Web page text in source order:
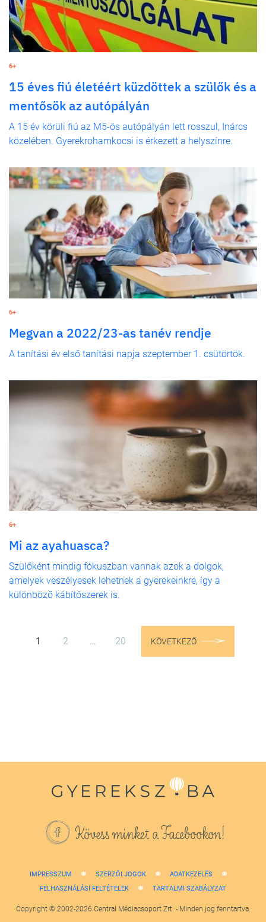
6+
15 éves fiú életéért küzdöttek a szülők és a
mentősök az autópályán
A 15 év körüli fiú az M5-ös autópályán lett rosszul, Inárcs
közelében. Gyerekrohamkocsi is érkezett a helyszínre.
6+
Megvan a 2022/23-as tanév rendje
A tanítási év első tanítási napja szeptember 1. csütörtök.
6+
Mi az ayahuasca?
Szülőként mindig fókuszban vannak azok a dolgok,
amelyek veszélyesek lehetnek a gyerekeinkre, így a
különböző kábítószerek is.
1 2 … 20 KÖVETKEZŐ
Kövess minket a Facebookon!
IMPRESSZUM SZERZŐI JOGOK
ADATKEZELÉS
FELHASZNÁLÁSI FELTÉTELEK
TARTALMI SZABÁLYZAT
Copyright © 2002-2026 Central Médiacsoport Zrt. - Minden jog fenntartva.